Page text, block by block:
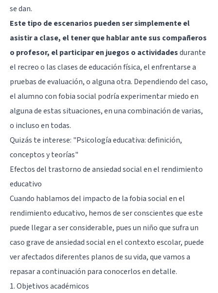
se dan.
Este tipo de escenarios pueden ser simplemente el
asistir a clase, el tener que hablar ante sus compañeros
o profesor, el participar en juegos o actividadesdurante
el recreo o las clases de educación física, el enfrentarse a
pruebas de evaluación, o alguna otra. Dependiendo del caso,
el alumno con fobia social podría experimentar miedo en
alguna de estas situaciones, en una combinación de varias,
o incluso en todas.
Quizás te interese: "Psicología educativa: definición,
conceptos y teorías"
Efectos del trastorno de ansiedad social en el rendimiento
educativo
Cuando hablamos del impacto de la fobia social en el
rendimiento educativo, hemos de ser conscientes que este
puede llegar a ser considerable, pues un niño que sufra un
caso grave de ansiedad social en el contexto escolar, puede
ver afectados diferentes planos de su vida, que vamos a
repasar a continuación para conocerlos en detalle.
1. Objetivos académicos